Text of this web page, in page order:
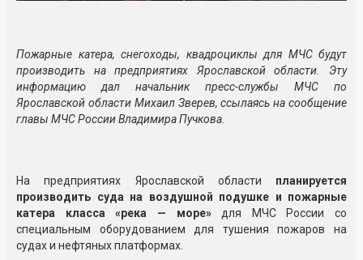
Пожарные катера, снегоходы, квадроциклы для МЧС будут
производить на предприятиях Ярославской области. Эту
информацию дал начальник пресс-службы МЧС по
Ярославской области Михаил Зверев, ссылаясь на сообщение
главы МЧС России Владимира Пучкова.
На предприятиях Ярославской области планируется
производить суда на воздушной подушке и пожарные
катера класса «река — море»для МЧС России со
специальным оборудованием для тушения пожаров на
судах и нефтяных платформах.